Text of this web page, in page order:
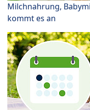
Milchnahrung,
kommt es an